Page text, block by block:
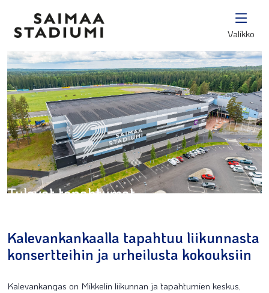
Valikko
Tulevat tapahtumat
Kalevankankaalla tapahtuu liikunnasta
konsertteihin ja urheilusta kokouksiin
Kalevankangas on Mikkelin liikunnan ja tapahtumien keskus,